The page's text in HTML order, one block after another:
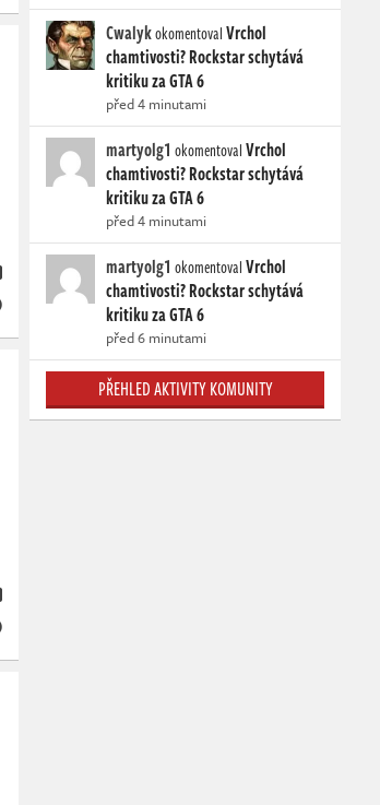
CwalykokomentovalVrchol
chamtivosti? Rockstar schytává
kritiku za GTA 6
před 4 minutami
martyolg1 okomentovalVrchol
chamtivosti? Rockstar schytává
kritiku za GTA 6
před 4 minutami
martyolg1 okomentovalVrchol
chamtivosti? Rockstar schytává
kritiku za GTA 6
před 6 minutami
PŘEHLED AKTIVITY KOMUNITY